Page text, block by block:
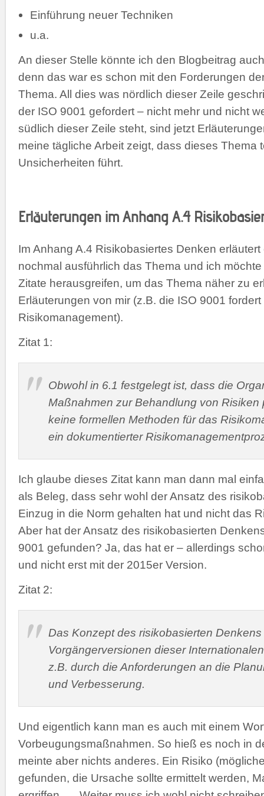
Einführung neuer Techniken
u.a.
An dieser Stelle könnte ich den Blogbeitrag
denn das war es schon mit den Forderungen
Thema. All dies was nördlich dieser Zeile
der ISO 9001 gefordert – nicht mehr und nicht
südlich dieser Zeile steht, sind jetzt
meine tägliche Arbeit zeigt, dass dieses Thema
Unsicherheiten führt.
Erläuterungen im Anhang A.4
Im Anhang A.4 Risikobasiertes Denken
nochmal ausführlich das Thema und ich
Zitate herausgreifen, um das Thema näher zu
Erläuterungen von mir (z.B. die ISO 9001 fordert
Risikomanagement).
Zitat 1:
Obwohl in 6.1 festgelegt ist, dass die
Maßnahmen zur Behandlung von Risiken
keine formellen Methoden für das
ein dokumentierter
Ich glaube dieses Zitat kann man dann mal
als Beleg, dass sehr wohl der Ansatz des
Einzug in die Norm gehalten hat und nicht das
Aber hat der Ansatz des risikobasierten
9001 gefunden? Ja, das hat er – allerdings
und nicht erst mit der 2015er Version.
Zitat 2:
Das Konzept des risikobasierten
Vorgängerversionen dieser
z.B. durch die Anforderungen an die
und Verbesserung.
Und eigentlich kann man es auch mit einem
Vorbeugungsmaßnahmen. So hieß es noch in
meinte aber nichts anderes. Ein Risiko
gefunden, die Ursache sollte ermittelt werden,